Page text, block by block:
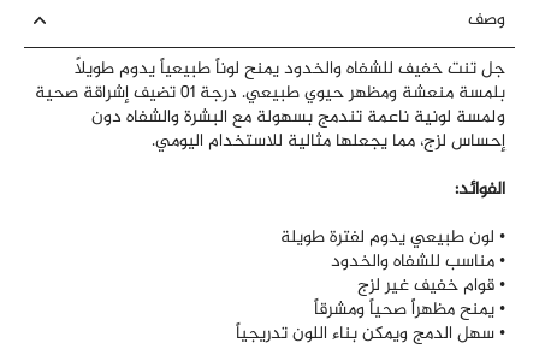
وصف
جل تنت خفيف للشفاه والخدود يمنح لوناً طبيعياً يدوم طويلاً
بلمسة منعشة ومظهر حيوي طبيعي. درجة 01 تضيف إشراقة صحية
ولمسة لونية ناعمة تندمج بسهولة مع البشرة والشفاه دون
إحساس لزج، مما يجعلها مثالية للاستخدام اليومي.
الفوائد:
• لون طبيعي يدوم لفترة طويلة
• مناسب للشفاه والخدود
• قوام خفيف غير لزج
• يمنح مظهراً صحياً ومشرقاً
• سهل الدمج ويمكن بناء اللون تدريجياً